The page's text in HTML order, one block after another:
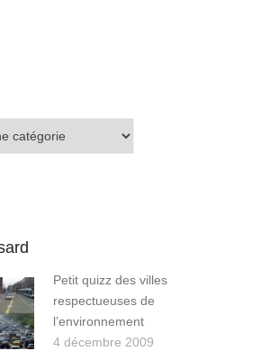
Petit quizz des villes
respectueuses de
l’environnement
4 décembre 2009